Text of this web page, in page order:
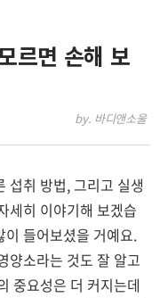
르면 손해 보
by. 바디앤소울
섭취 방법, 그리고 실생
세히 이야기해 보겠습
들어보셨을 거예요.
양소라는 것도 잘 알고
중요성은 더 커지는데